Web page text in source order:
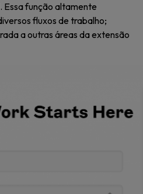
Essa função altamente
fluxos de trabalho;
a outras áreas da extensão